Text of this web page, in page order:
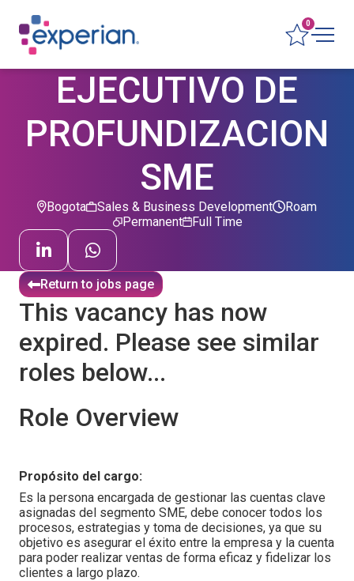
0
EJECUTIVO DE
PROFUNDIZACION
SME
Bogota
Sales & Business Development
Permanent
Roam
Full Time
Return to jobs page
This vacancy has now
expired. Please see similar
roles below...
Role Overview
Propósito del cargo:
Es la persona encargada de gestionar las cuentas clave
asignadas del segmento SME, debe conocer todos los
procesos, estrategias y toma de decisiones, ya que su
objetivo es asegurar el éxito entre la empresa y la cuenta
para poder realizar ventas de forma eficaz y fidelizar los
clientes a largo plazo.